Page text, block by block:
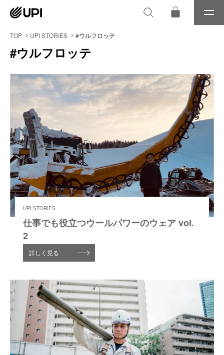
メ
ニ
TOP UPI STORIES #ウルフロッテ
#ウルフロッテ
UPI STORIES
仕事でも役立つウールパワーのウェア vol.
2
詳しく見る